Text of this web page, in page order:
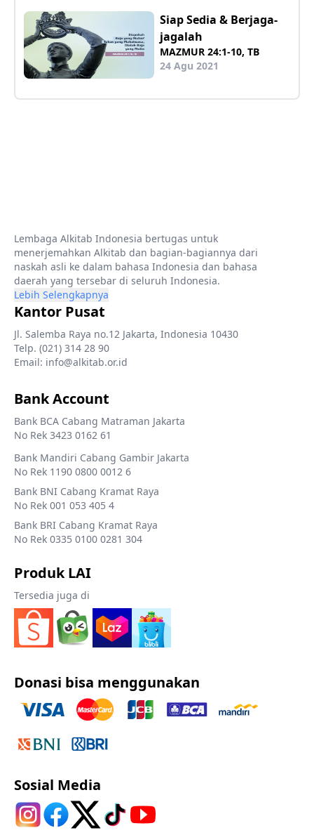
Siap Sedia & Berjaga-
jagalah
MAZMUR 24:1-10, TB
24 Agu 2021
Lembaga Alkitab Indonesia bertugas untuk
menerjemahkan Alkitab dan bagian-bagiannya dari
naskah asli ke dalam bahasa Indonesia dan bahasa
daerah yang tersebar di seluruh Indonesia.
Lebih Selengkapnya
Kantor Pusat
Jl. Salemba Raya no.12 Jakarta, Indonesia 10430
Telp. (021) 314 28 90
Email: info@alkitab.or.id
Bank Account
Bank BCA Cabang Matraman Jakarta
No Rek 3423 0162 61
Bank Mandiri Cabang Gambir Jakarta
No Rek 1190 0800 0012 6
Bank BNI Cabang Kramat Raya
No Rek 001 053 405 4
Bank BRI Cabang Kramat Raya
No Rek 0335 0100 0281 304
Produk LAI
Tersedia juga di
Donasi bisa menggunakan
Sosial Media